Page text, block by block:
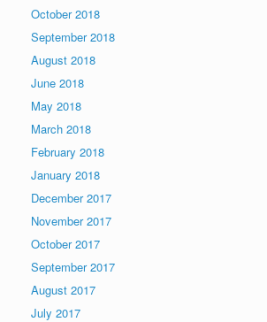
October 2018
September 2018
August 2018
June 2018
May 2018
March 2018
February 2018
January 2018
December 2017
November 2017
October 2017
September 2017
August 2017
July 2017